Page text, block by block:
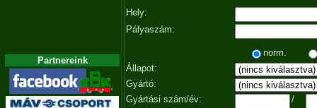
Partnereink
Hely:
Pályaszám:
norm.
Állapot:
Gyártó:
Gyártási szám/év:
/